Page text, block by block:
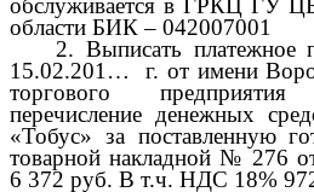
обслуживается в ГРКЦ ГУ
области БИК – 042007001
2. Выписать
15.02.201… г. от имени
торгового
перечисление денежных
«Тобус» за поставленную
товарной накладной № 276
6 372 руб. В т.ч. НДС 18%